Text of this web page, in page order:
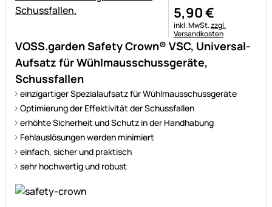
VOSS.garden Safety Crown® VSC, Universal-
Aufsatz für Wühlmausschussgeräte,
Schussfallen
einzigartiger Spezialaufsatz für Wühlmausschussgeräte
Optimierung der Effektivität der Schussfallen
erhöhte Sicherheit und Schutz in der Handhabung
Fehlauslösungen werden minimiert
einfach, sicher und praktisch
sehr hochwertig und robust
5,90€
Steuerhinweis:
inkl. MwSt.zzgl.
Versandkosten